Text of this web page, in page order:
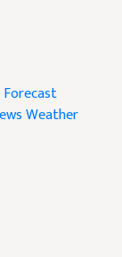
Weather